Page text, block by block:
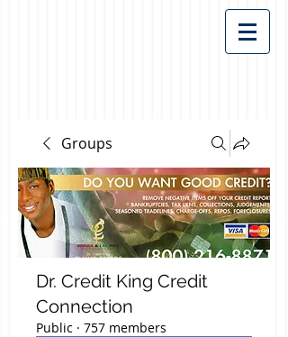
Groups
Dr. Credit King Credit
Connection
Public · 757 members